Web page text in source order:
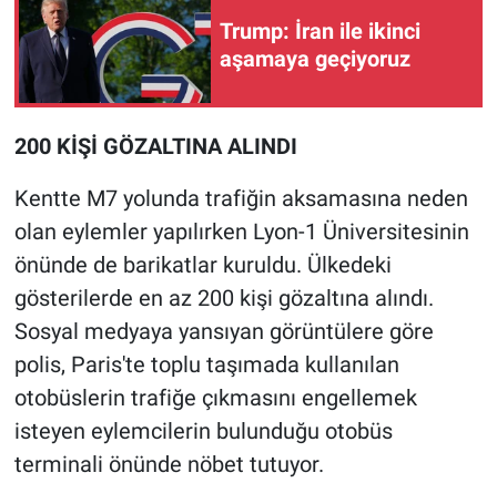
Trump: İran ile ikinci
aşamaya geçiyoruz
200 KİŞİ GÖZALTINA ALINDI
Kentte M7 yolunda trafiğin aksamasına neden
olan eylemler yapılırken Lyon-1 Üniversitesinin
önünde de barikatlar kuruldu. Ülkedeki
gösterilerde en az 200 kişi gözaltına alındı.
Sosyal medyaya yansıyan görüntülere göre
polis, Paris'te toplu taşımada kullanılan
otobüslerin trafiğe çıkmasını engellemek
isteyen eylemcilerin bulunduğu otobüs
terminali önünde nöbet tutuyor.
Yerel Yaşam
Canlı Yayın